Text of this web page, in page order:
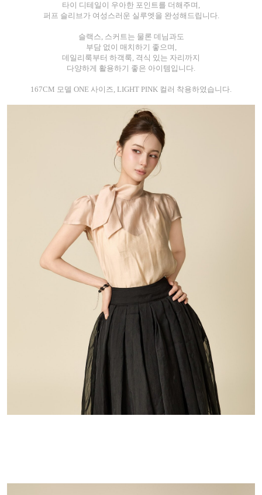
타이 디테일이 우아한 포인트를 더해주며,
퍼프 슬리브가 여성스러운 실루엣을 완성해드립니다.
슬랙스, 스커트는 물론 데님과도
부담 없이 매치하기 좋으며,
데일리룩부터 하객룩, 격식 있는 자리까지
다양하게 활용하기 좋은 아이템입니다.
167CM 모델 ONE 사이즈, LIGHT PINK 컬러 착용하였습니다.